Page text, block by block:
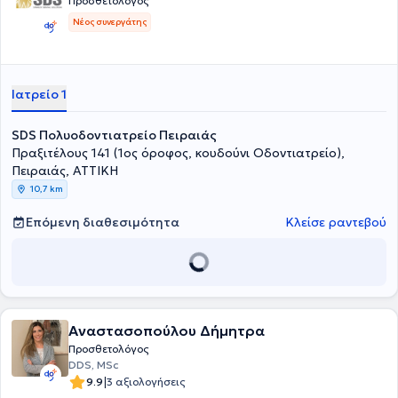
λεπτομέρεια και την επιστημονική τεκμηρίωση ώστε να επιτευχθεί
ένα προβλέψιμο και φυσικό αποτέλεσμα.
Νέος συνεργάτης
Ιατρείο 1
SDS Πολυοδοντιατρείο Πειραιάς
Πραξιτέλους 141 (1ος όροφος, κουδούνι Οδοντιατρείο),
Πειραιάς, ΑΤΤΙΚΗ
10,7 km
Επόμενη διαθεσιμότητα Κλείσε ραντεβού
Αναστασοπούλου Δήμητρα
Προσθετολόγος
DDS, MSc
9.9|3 αξιολογήσεις